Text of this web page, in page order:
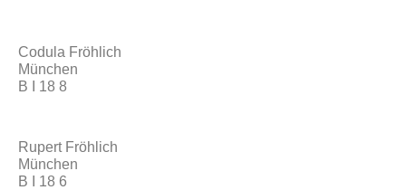
Codula Fröhlich
München
B I 18 8
Rupert Fröhlich
München
B I 18 6